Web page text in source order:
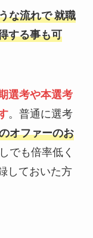
な流れで 就職
する事も可
選考や本選考
。普通に選考
オファーのお
でも倍率低く
しておいた方